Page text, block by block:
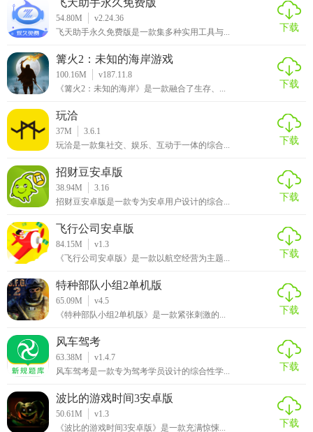
或语音对话。通过点击下方的“按住说话”按钮或切换成键盘输
入文字来发送消息。
5. 创作与分享：用户可以在平台内创作自己的故事和角色，
并通过社交功能分享给他人，与其他用户共同交流创作心
得。
【猫箱1.27版本测评】
量用户。它为用户提供了一个全新的社交互动方式，让用户
有机会发挥创意设计和分享自己的虚拟角色和故事。同时，
温暖和安慰。然而，在长时间的聊天过程中，偶尔会出现一
些逻辑不通或重复的问题，AI角色的回答有时也会显得有些
机械化。但总体来说，猫箱是一款非常有潜力的产品，随着
技术的不断进步，它有望为用户带来更加精彩的体验。
飞天助手永久免费版
54.80M
v2.24.36
飞天助手永久免费版是一款集多种实用工具与...
下载
篝火2：未知的海岸游戏
100.16M
v187.11.8
《篝火2：未知的海岸》是一款融合了生存、...
下载
玩洽
37M
3.6.1
玩洽是一款集社交、娱乐、互动于一体的综合...
下载
招财豆安卓版
38.94M
3.16
招财豆安卓版是一款专为安卓用户设计的综合...
下载
飞行公司安卓版
84.15M
v1.3
《飞行公司安卓版》是一款以航空经营为主题...
下载
特种部队小组2单机版
65.09M
v4.5
《特种部队小组2单机版》是一款紧张刺激的...
下载
风车驾考
63.38M
v1.4.7
风车驾考是一款专为驾考学员设计的综合性学...
下载
波比的游戏时间3安卓版
50.61M
v1.3
《波比的游戏时间3安卓版》是一款充满惊悚...
下载